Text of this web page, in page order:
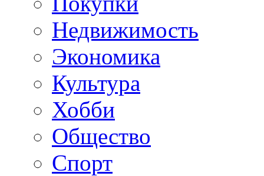
Недвижимость
Экономика
Культура
Хобби
Общество
Спорт